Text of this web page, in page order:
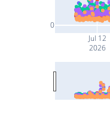
Jul 12
2026
0